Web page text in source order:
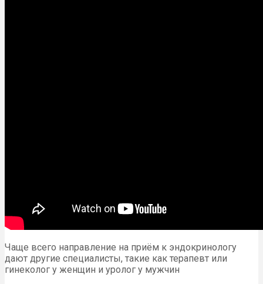
Чаще всего направление на приём к эндокринологу
дают другие специалисты, такие как терапевт или
гинеколог у женщин и уролог у мужчин